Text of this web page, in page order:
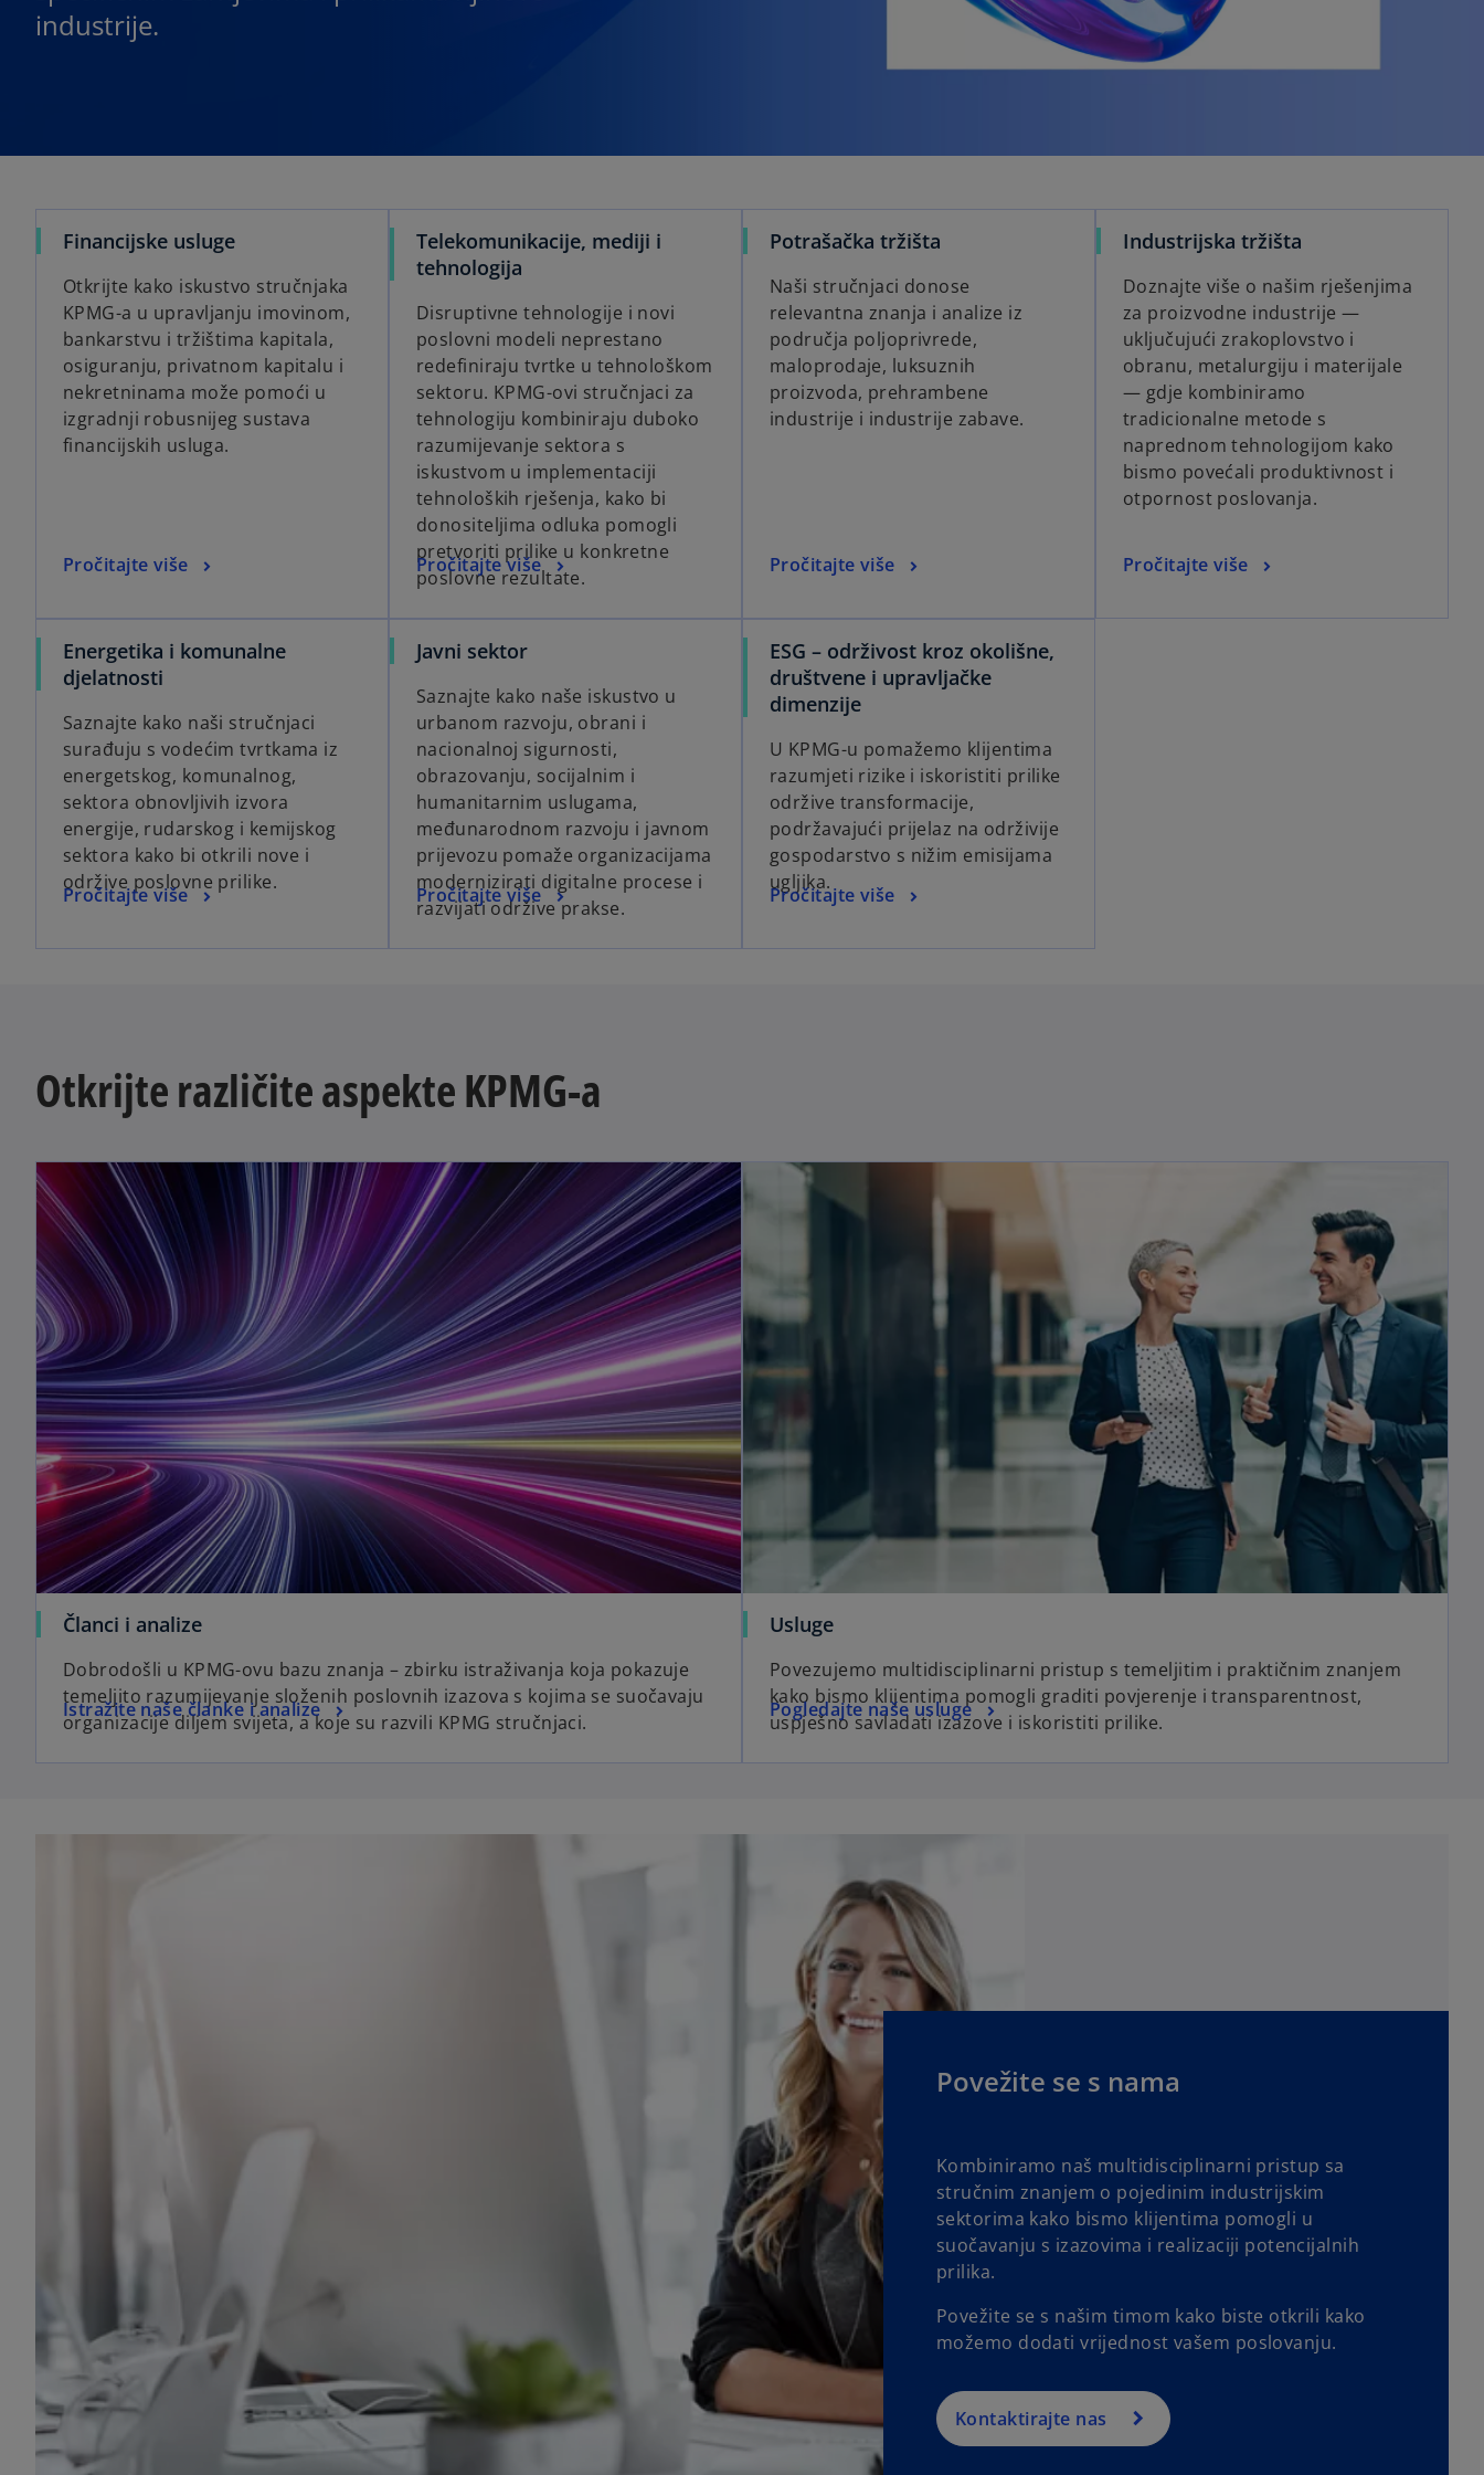
industrije.
Financijske usluge
Otkrijte kako iskustvo stručnjaka
KPMG-a u upravljanju imovinom,
bankarstvu i tržištima kapitala,
osiguranju, privatnom kapitalu i
nekretninama može pomoći u
izgradnji robusnijeg sustava
financijskih usluga.
Pročitajte više
Telekomunikacije, mediji i
tehnologija
Disruptivne tehnologije i novi
poslovni modeli neprestano
redefiniraju tvrtke u tehnološkom
sektoru. KPMG-ovi stručnjaci za
tehnologiju kombiniraju duboko
razumijevanje sektora s
iskustvom u implementaciji
tehnoloških rješenja, kako bi
donositeljima odluka pomogli
pretvoriti prilike u konkretne
poslovne rezultate.
Pročitajte više
Potrašačka tržišta
Naši stručnjaci donose
relevantna znanja i analize iz
područja poljoprivrede,
maloprodaje, luksuznih
proizvoda, prehrambene
industrije i industrije zabave.
Pročitajte više
Industrijska tržišta
Doznajte više o našim rješenjima
za proizvodne industrije —
uključujući zrakoplovstvo i
obranu, metalurgiju i materijale
— gdje kombiniramo
tradicionalne metode s
naprednom tehnologijom kako
bismo povećali produktivnost i
otpornost poslovanja.
Pročitajte više
Energetika i komunalne
djelatnosti
Saznajte kako naši stručnjaci
surađuju s vodećim tvrtkama iz
energetskog, komunalnog,
sektora obnovljivih izvora
energije, rudarskog i kemijskog
sektora kako bi otkrili nove i
održive poslovne prilike.
Pročitajte više
Javni sektor
Saznajte kako naše iskustvo u
urbanom razvoju, obrani i
nacionalnoj sigurnosti,
obrazovanju, socijalnim i
humanitarnim uslugama,
međunarodnom razvoju i javnom
prijevozu pomaže organizacijama
modernizirati digitalne procese i
razvijati održive prakse.
Pročitajte više
ESG – održivost kroz okolišne,
društvene i upravljačke
dimenzije
U KPMG-u pomažemo klijentima
razumjeti rizike i iskoristiti prilike
održive transformacije,
podržavajući prijelaz na održivije
gospodarstvo s nižim emisijama
ugljika.
Pročitajte više
Otkrijte različite aspekte KPMG-a
Članci i analize
Dobrodošli u KPMG-ovu bazu znanja – zbirku istraživanja koja pokazuje
temeljito razumijevanje složenih poslovnih izazova s kojima se suočavaju
organizacije diljem svijeta, a koje su razvili KPMG stručnjaci.
Istražite naše članke i analize
Usluge
Povezujemo multidisciplinarni pristup s temeljitim i praktičnim znanjem
kako bismo klijentima pomogli graditi povjerenje i transparentnost,
uspješno savladati izazove i iskoristiti prilike.
Pogledajte naše usluge
Povežite se s nama
Kombiniramo naš multidisciplinarni pristup sa
stručnim znanjem o pojedinim industrijskim
sektorima kako bismo klijentima pomogli u
suočavanju s izazovima i realizaciji potencijalnih
prilika.
Povežite se s našim timom kako biste otkrili kako
možemo dodati vrijednost vašem poslovanju.
Kontaktirajte nas